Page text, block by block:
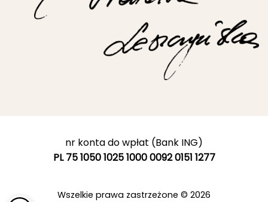
nr konta do wpłat (Bank ING)
PL 75 1050 1025 1000 0092 0151 1277
Wszelkie prawa zastrzeżone © 2026